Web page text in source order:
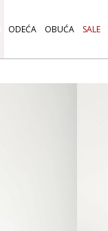
ODEĆA OBUĆA SALE